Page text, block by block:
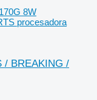
8W
procesadora
/ BREAKING /